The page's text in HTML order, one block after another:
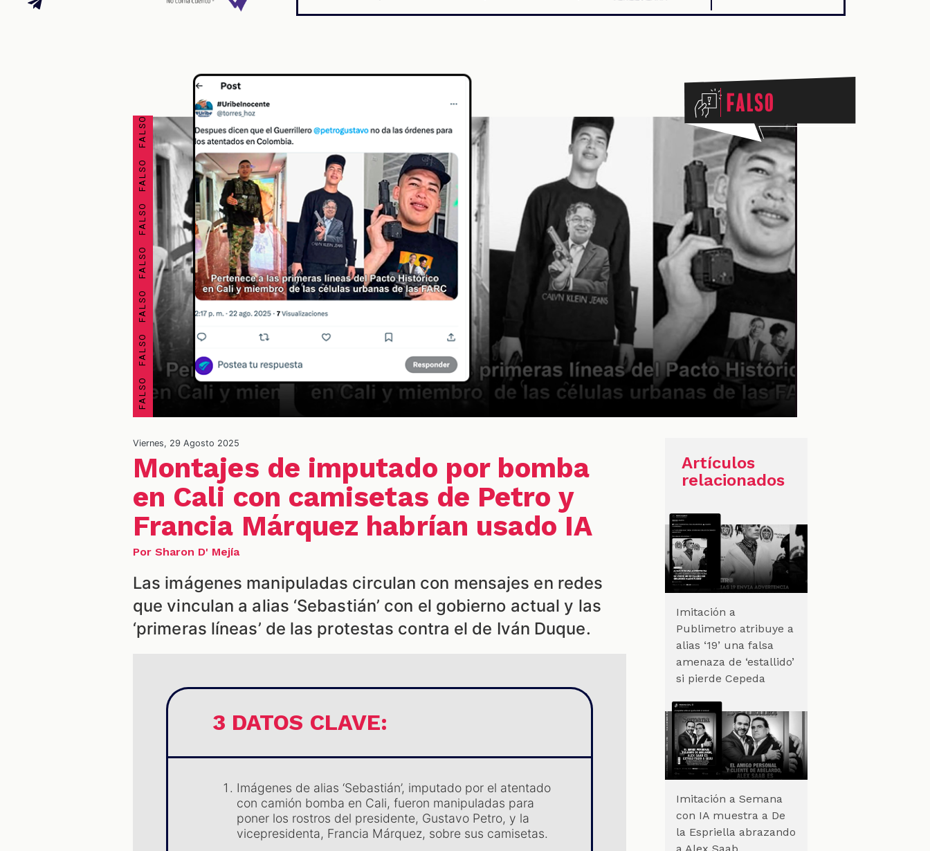
FALSO FALSO FALSO FALSO FALSO FALSO FALSO FALSO Falso
Viernes, 29 Agosto 2025
Montajes de imputado por bomba
en Cali con camisetas de Petro y
Francia Márquez habrían usado IA
Por Sharon D' Mejía
Las imágenes manipuladas circulan con mensajes en redes
que vinculan a alias ‘Sebastián’ con el gobierno actual y las
‘primeras líneas’ de las protestas contra el de Iván Duque.
3 DATOS CLAVE:
Imágenes de alias ‘Sebastián’, imputado por el atentado
con camión bomba en Cali, fueron manipuladas para
poner los rostros del presidente, Gustavo Petro, y la
vicepresidenta, Francia Márquez, sobre sus camisetas.
Artículos
relacionados
Imitación a
Publimetro atribuye a
alias ‘19’ una falsa
amenaza de ‘estallido’
si pierde Cepeda
Imitación a Semana
con IA muestra a De
la Espriella abrazando